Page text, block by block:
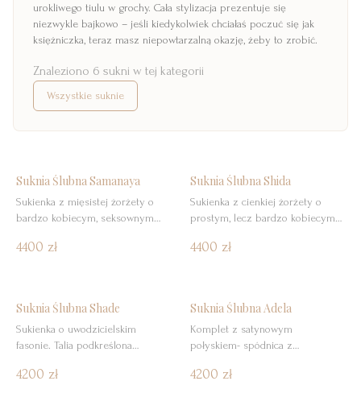
urokliwego tiulu w grochy. Cała stylizacja prezentuje się
niezwykle bajkowo – jeśli kiedykolwiek chciałaś poczuć się jak
księżniczka, teraz masz niepowtarzalną okazję, żeby to zrobić.
Znaleziono 6 sukni w tej kategorii
Wszystkie suknie
Suknia Ślubna Samanaya
Sukienka z mięsistej żorżety o
bardzo kobiecym, seksownym
kopertowy dekolt.
4400 zł
Suknia Ślubna Shida
Sukienka z cienkiej żorżety o
prostym, lecz bardzo kobiecym
4400 zł
Suknia Ślubna Shade
Sukienka o uwodzicielskim
fasonie. Talia podkreślona
&#8222;woda&#8221; na plecach.
4200 zł
Suknia Ślubna Adela
Komplet z satynowym
połyskiem- spódnica z
gorsetowy top na odpinanych
4200 zł